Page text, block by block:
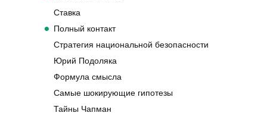
Ставка
Полный контакт
Стратегия национальной безопасности
Юрий Подоляка
Формула смысла
Самые шокирующие гипотезы
Тайны Чапман